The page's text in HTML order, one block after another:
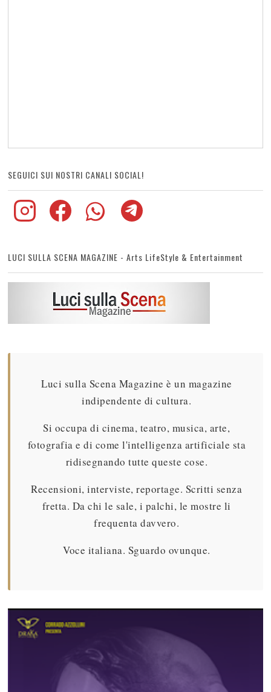
SEGUICI SUI NOSTRI CANALI SOCIAL!
LUCI SULLA SCENA MAGAZINE - Arts LifeStyle & Entertainment
Luci sulla Scena Magazine è un magazine
indipendente di cultura.
Si occupa di cinema, teatro, musica, arte,
fotografia e di come l'intelligenza artificiale sta
ridisegnando tutte queste cose.
Recensioni, interviste, reportage. Scritti senza
fretta. Da chi le sale, i palchi, le mostre li
frequenta davvero.
Voce italiana. Sguardo ovunque.